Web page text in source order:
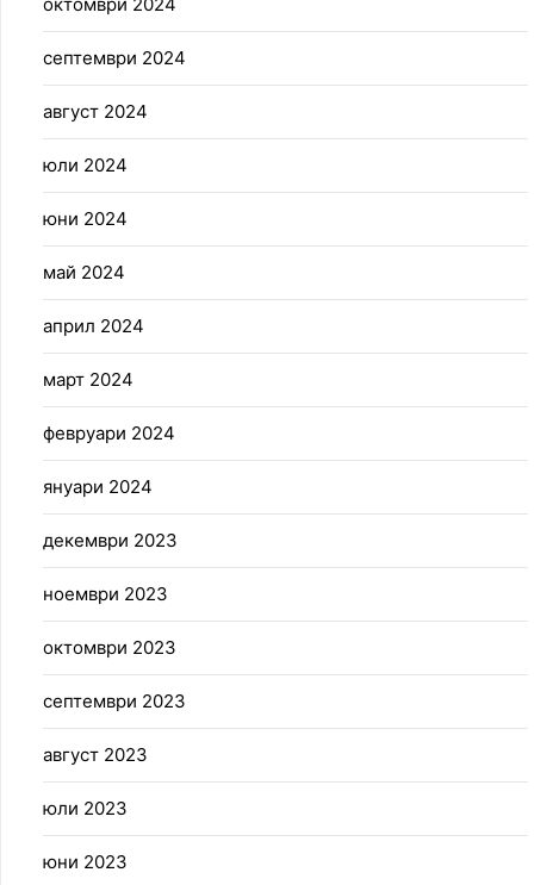
септември 2024
август 2024
юли 2024
юни 2024
май 2024
април 2024
март 2024
февруари 2024
януари 2024
декември 2023
ноември 2023
октомври 2023
септември 2023
август 2023
юли 2023
юни 2023